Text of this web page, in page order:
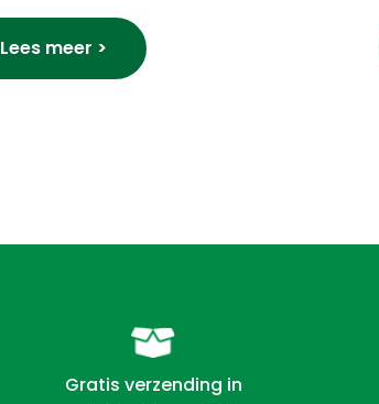
Lees meer >
Gratis verzending in